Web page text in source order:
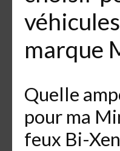
marque
Quelle
pour ma
feux Bi-